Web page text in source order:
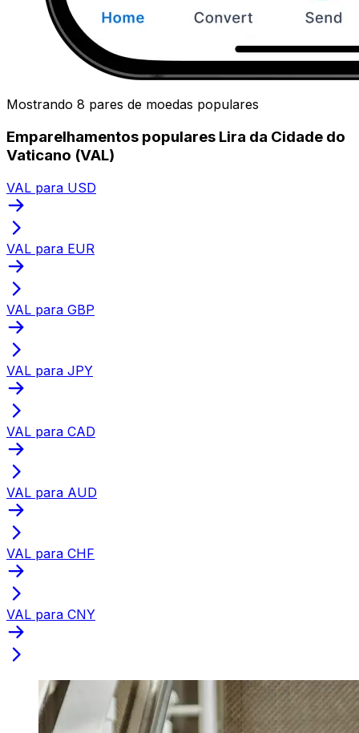
Mostrando 8 pares de moedas populares
Emparelhamentos populares Lira da Cidade do
Vaticano (VAL)
VAL para USD
VAL para EUR
VAL para GBP
VAL para JPY
VAL para CAD
VAL para AUD
VAL para CHF
VAL para CNY